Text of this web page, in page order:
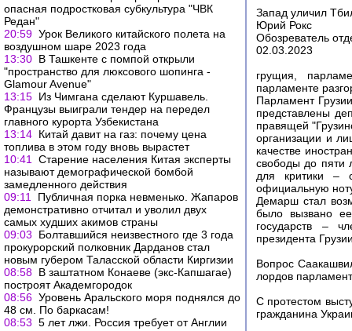
опасная подростковая субкультура "ЧВК
Редан"
20:59 Урок Великого китайского полета на
воздушном шаре 2023 года
13:30 В Ташкенте с помпой открыли
"пространство для люксового шопинга -
Glamour Avenue"
13:15 Из Чимгана сделают Куршавель.
Французы выиграли тендер на передел
главного курорта Узбекистана
13:14 Китай давит на газ: почему цена
топлива в этом году вновь вырастет
10:41
Старение населения Китая эксперты
называют демографической бомбой
замедленного действия
09:11
Публичная порка невменько. Жапаров
демонстративно отчитал и уволил двух
самых худших акимов страны
09:03
Болтавшийся неизвестного где 3 года
прокурорский полковник Дарданов стал
новым губером Таласской области Киргизии
08:58 В заштатном Конаеве (экс-Капшагае)
построят Академгородок
08:56 Уровень Аральского моря поднялся до
48 см. По баркасам!
08:53 5 лет лжи. Россия требует от Англии
Запад уличил
Юрий Рокс
Обозреватель
02.03.2023
грущия,
парламенте
Парламент
представлены
правящей
организации и
качестве
свободы до пяти
для критики –
официальную
Демарш стал
было вызвано
государств –
президента
Вопрос
лордов
С протестом
гражданина